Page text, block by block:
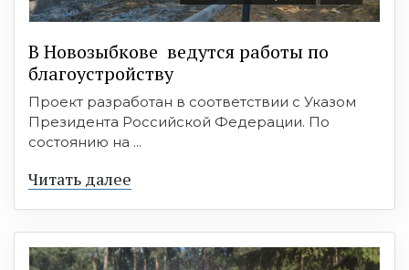
В Новозыбкове ведутся работы по
благоустройству
Проект разработан в соответствии с Указом
Президента Российской Федерации. По
состоянию на ...
Читать далее